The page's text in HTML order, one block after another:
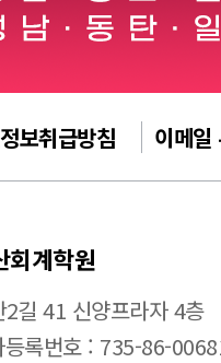
보취급방침 이메일
회계학원
길 41 신양프라자 4층
록번호 : 735-86-